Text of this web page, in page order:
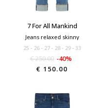
7 For All Mankind
Jeans relaxed skinny
25 26 27 28 29 33
€ 250.00 -40%
€ 150.00